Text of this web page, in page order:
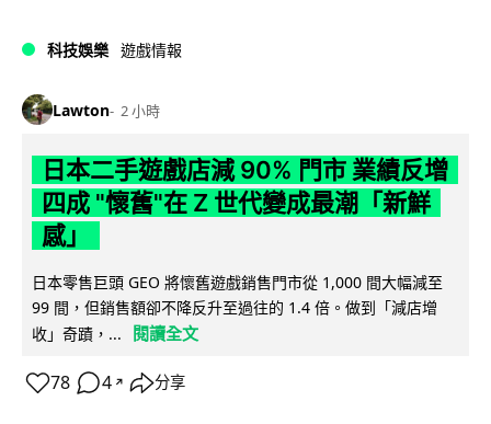
科技娛樂 遊戲情報
Lawton 2 小時
日本二手遊戲店減 90% 門市 業績反增
四成 "懷舊"在 Z 世代變成最潮「新鮮
感」
日本零售巨頭 GEO 將懷舊遊戲銷售門市從 1,000 間大幅減至
99 間，但銷售額卻不降反升至過往的 1.4 倍。做到「減店增
收」奇蹟，...
閱讀全文
78 4 ↗ 分享